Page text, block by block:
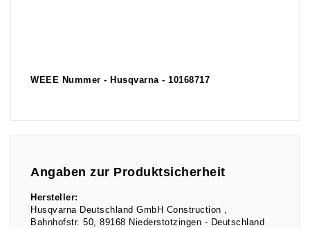
WEEE Nummer - Husqvarna - 10168717
Angaben zur Produktsicherheit
Hersteller:
Husqvarna Deutschland GmbH Construction
Bahnhofstr. 50 89168 Niederstotzingen
Deutschland